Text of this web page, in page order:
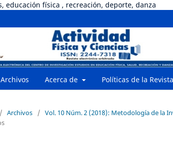
educación física , recreación, deporte, danza
Archivos Acerca de Políticas de la Revista
/ Archivos / Vol. 10 Núm. 2 (2018): Metodología de la